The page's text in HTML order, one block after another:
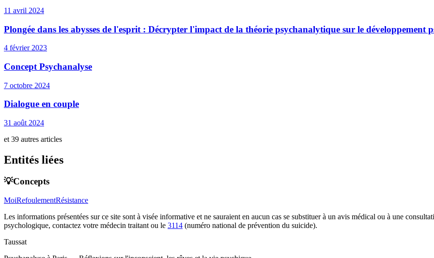
11 avril 2024
Plongée dans les abysses de l'esprit : Décrypter l'impact de la théorie psychanalytique sur le développement
4 février 2023
Concept Psychanalyse
7 octobre 2024
Dialogue en couple
31 août 2024
et 39 autres articles
Entités liées
💡Concepts
MoiRefoulementRésistance
Les informations présentées sur ce site sont à visée informative et ne sauraient en aucun cas se substituer à un avis médical ou à une
psychologique, contactez votre médecin traitant ou le 3114 (numéro national de prévention du suicide).
Taussat